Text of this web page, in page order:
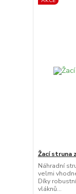
Žací struna
Náhradní
velmi
Díky
vláknů...